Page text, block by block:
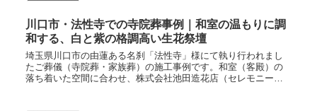
川口市・法性寺での寺院葬事例｜和室の温もりに調
和する、白と紫の格調高い生花祭壇
埼玉県川口市の由蓮ある名刹「法性寺」様にて執り行われまし
たご葬儀（寺院葬・家族葬）の施工事例です。和室（客殿）の
落ち着いた空間に合わせ、株式会社池田造花店（セレモニーの